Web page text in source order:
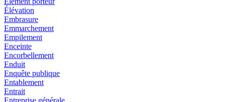
Élévation
Embrasure
Emmarchement
Empilement
Enceinte
Encorbellement
Enduit
Enquête publique
Entablement
Entrait